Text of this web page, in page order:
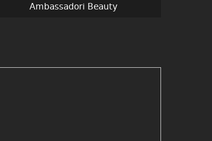
Ambassadori Beauty